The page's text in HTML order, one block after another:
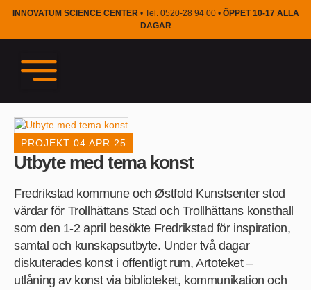
INNOVATUM SCIENCE CENTER• Tel. 0520-28 94 00 • ÖPPET 10-17 ALLA
DAGAR
PROJEKT 04 APR 25
Utbyte med tema konst
Fredrikstad kommune och Østfold Kunstsenter stod
värdar för Trollhättans Stad och Trollhättans konsthall
som den 1-2 april besökte Fredrikstad för inspiration,
samtal och kunskapsutbyte. Under två dagar
diskuterades konst i offentligt rum, Artoteket –
utlåning av konst via biblioteket, kommunikation och